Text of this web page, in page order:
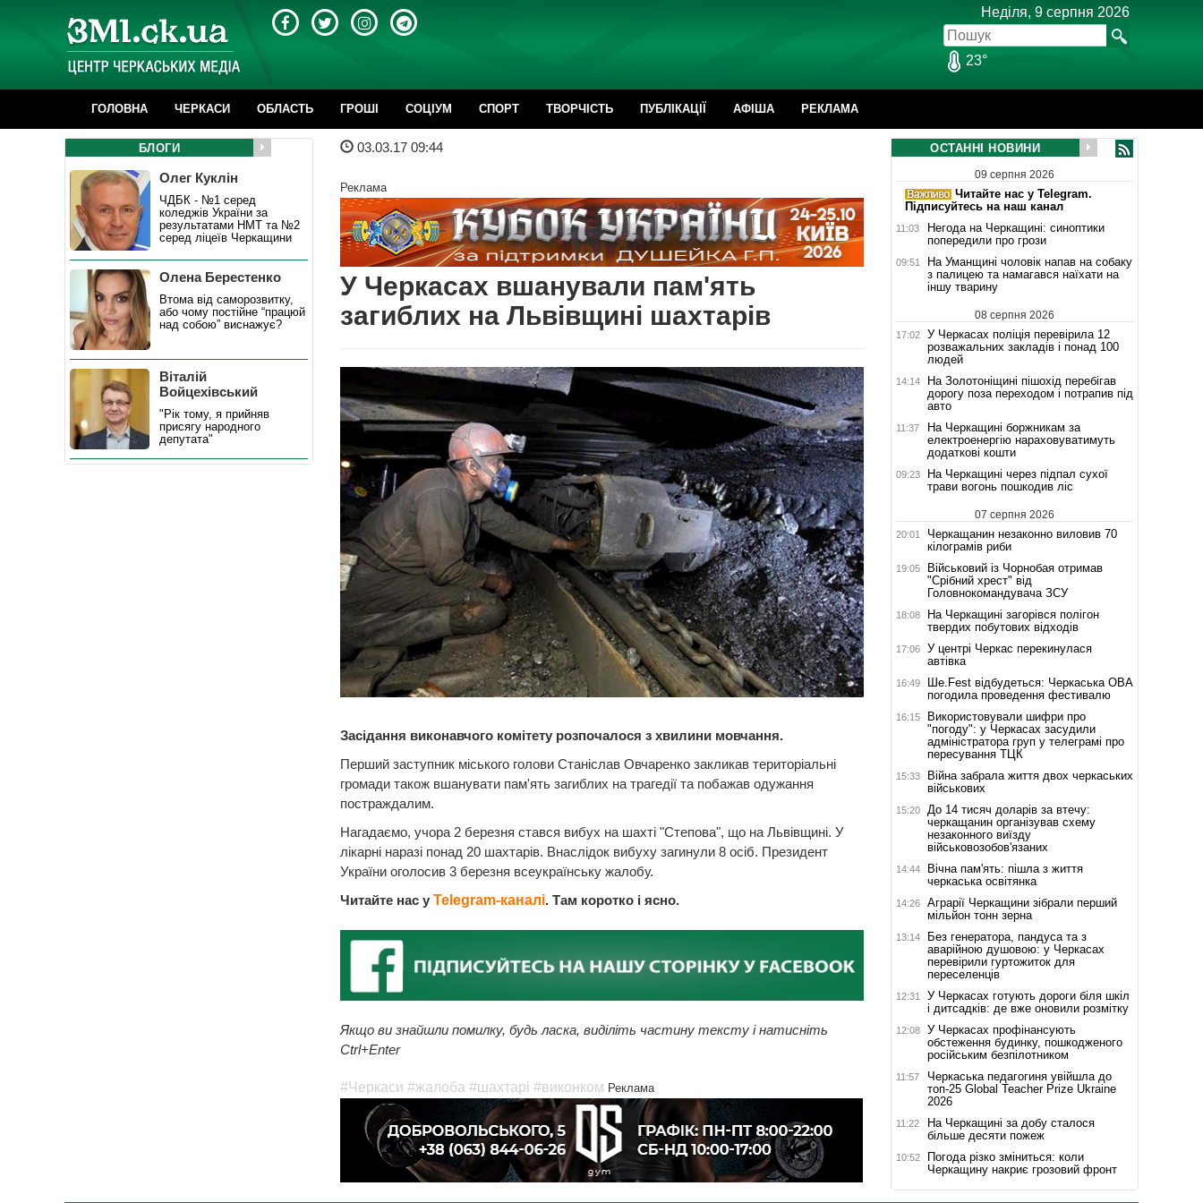
Неділя, 9 серпня 2026
23°
ГОЛОВНА ЧЕРКАСИ ОБЛАСТЬ ГРОШІ CОЦІУМ СПОРТ ТВОРЧІСТЬ ПУБЛІКАЦІЇ АФІША РЕКЛАМА
03.03.17 09:44
Реклама
У Черкасах вшанували пам'ять
загиблих на Львівщині шахтарів
Засідання виконавчого комітету розпочалося з хвилини мовчання.
Перший заступник міського голови Станіслав Овчаренко закликав територіальні
громади також вшанувати пам'ять загиблих на трагедії та побажав одужання
постраждалим.
Нагадаємо, учора 2 березня стався вибух на шахті "Степова", що на Львівщині. У
лікарні наразі понад 20 шахтарів. Внаслідок вибуху загинули 8 осіб. Президент
України оголосив 3 березня всеукраїнську жалобу.
Читайте нас у Telegram-каналі. Там коротко і ясно.
Якщо ви знайшли помилку, будь ласка, виділіть частину тексту і натисніть
Ctrl+Enter
#Черкаси #жалоба #шахтарі #виконком Реклама
БЛОГИ
Олег Куклін
ЧДБК - №1 серед
коледжів України за
результатами НМТ та №2
серед ліцеїв Черкащини
Олена Берестенко
Втома від саморозвитку,
або чому постійне “працюй
над собою” виснажує?
Віталій
Войцехівський
"Рік тому, я прийняв
присягу народного
депутата"
ОСТАННІ НОВИНИ
09 серпня 2026
Читайте нас у Telegram.
Підписуйтесь на наш канал
11:03
Негода на Черкащині: синоптики
попередили про грози
09:51
На Уманщині чоловік напав на собаку
з палицею та намагався наїхати на
іншу тварину
08 серпня 2026
17:02
У Черкасах поліція перевірила 12
розважальних закладів і понад 100
людей
14:14
На Золотоніщині пішохід перебігав
дорогу поза переходом і потрапив під
авто
11:37
На Черкащині боржникам за
електроенергію нараховуватимуть
додаткові кошти
09:23
На Черкащині через підпал сухої
трави вогонь пошкодив ліс
07 серпня 2026
20:01
Черкащанин незаконно виловив 70
кілограмів риби
19:05
Військовий із Чорнобая отримав
"Срібний хрест" від
Головнокомандувача ЗСУ
18:08
На Черкащині загорівся полігон
твердих побутових відходів
17:06
У центрі Черкас перекинулася
автівка
16:49
Ше.Fest відбудеться: Черкаська ОВА
погодила проведення фестивалю
16:15
Використовували шифри про
"погоду": у Черкасах засудили
адміністратора груп у телеграмі про
пересування ТЦК
15:33
Війна забрала життя двох черкаських
військових
15:20
До 14 тисяч доларів за втечу:
черкащанин організував схему
незаконного виїзду
військовозобов'язаних
14:44
Вічна пам'ять: пішла з життя
черкаська освітянка
14:26
Аграрії Черкащини зібрали перший
мільйон тонн зерна
13:14
Без генератора, пандуса та з
аварійною душовою: у Черкасах
перевірили гуртожиток для
переселенців
12:31
У Черкасах готують дороги біля шкіл
і дитсадків: де вже оновили розмітку
12:08
У Черкасах профінансують
обстеження будинку, пошкодженого
російським безпілотником
11:57
Черкаська педагогиня увійшла до
топ-25 Global Teacher Prize Ukraine
2026
11:22
На Черкащині за добу сталося
більше десяти пожеж
10:52
Погода різко зміниться: коли
Черкащину накриє грозовий фронт